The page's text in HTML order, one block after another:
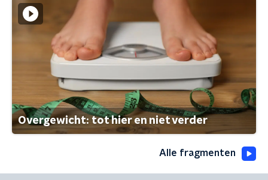
Overgewicht: tot hier en niet verder
Alle fragmenten